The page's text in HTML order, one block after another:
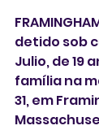
detido sob
Julio, de 19
família na
31, em